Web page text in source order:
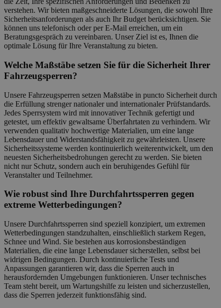
verstehen. Wir bieten maßgeschneiderte Lösungen, die sowohl Ihre
Sicherheitsanforderungen als auch Ihr Budget berücksichtigen. Sie
können uns telefonisch oder per E-Mail erreichen, um ein
Beratungsgespräch zu vereinbaren. Unser Ziel ist es, Ihnen die
optimale Lösung für Ihre Veranstaltung zu bieten.
Welche Maßstäbe setzen Sie für die Sicherheit Ihrer
Fahrzeugsperren?
Unsere Fahrzeugsperren setzen Maßstäbe in puncto Sicherheit durch
die Erfüllung strenger nationaler und internationaler Prüfstandards.
Jedes Sperrsystem wird mit innovativer Technik gefertigt und
getestet, um effektiv gewaltsame Überfahrtaten zu verhindern. Wir
verwenden qualitativ hochwertige Materialien, um eine lange
Lebensdauer und Widerstandsfähigkeit zu gewährleisten. Unsere
Sicherheitssysteme werden kontinuierlich weiterentwickelt, um den
neuesten Sicherheitsbedrohungen gerecht zu werden. Sie bieten
nicht nur Schutz, sondern auch ein beruhigendes Gefühl für
Veranstalter und Teilnehmer.
Wie robust sind Ihre Durchfahrtssperren gegen
extreme Wetterbedingungen?
Unsere Durchfahrtssperren sind speziell konzipiert, um extremen
Wetterbedingungen standzuhalten, einschließlich starkem Regen,
Schnee und Wind. Sie bestehen aus korrosionsbeständigen
Materialien, die eine lange Lebensdauer sicherstellen, selbst bei
widrigen Bedingungen. Durch kontinuierliche Tests und
Anpassungen garantieren wir, dass die Sperren auch in
herausfordernden Umgebungen funktionieren. Unser technisches
Team steht bereit, um Wartungshilfe zu leisten und sicherzustellen,
dass die Sperren jederzeit funktionsfähig sind.